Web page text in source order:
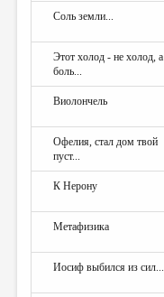
ВКОНТАКТЕ
Соль земли...
Этот холод - не холод, а
боль...
Виолончель
Офелия, стал дом твой
пуст...
К Нерону
Метафизика
Иосиф выбился из сил...